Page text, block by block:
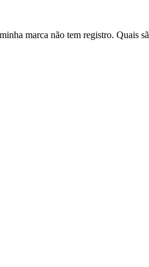
marca não tem registro. Quais